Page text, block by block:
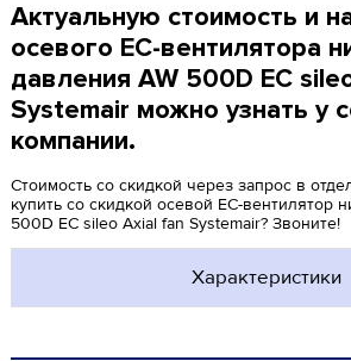
Актуальную стоимость и
осевого ЕС-вентилятора
давления AW 500D EC
Systemair можно узнать у
компании.
Стоимость со скидкой через запрос в
купить со скидкой осевой ЕС-вентилятор
500D EC sileo Axial fan Systemair? Звоните!
Характеристики